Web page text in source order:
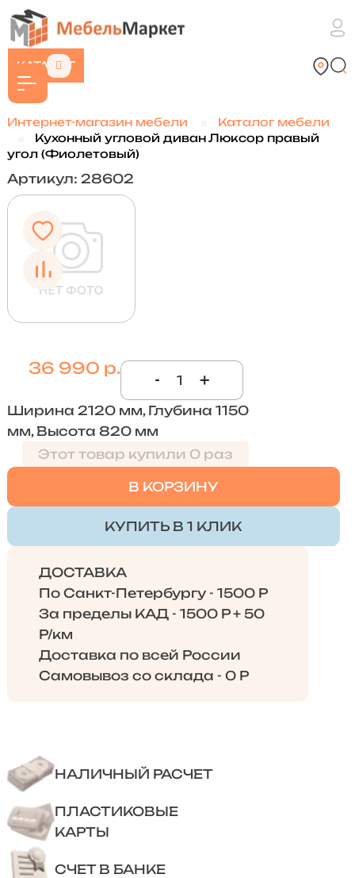
КАТАЛОГ
Интернет-магазин мебели
Каталог мебели
Кухонный угловой диван Люксор правый
угол (Фиолетовый)
Артикул: 28602
36 990 р.
- +
Ширина 2120 мм, Глубина 1150
мм, Высота 820 мм
Этот товар купили 0 раз
В КОРЗИНУ
КУПИТЬ В 1 КЛИК
ДОСТАВКА
По Санкт-Петербургу - 1500 Р
За пределы КАД - 1500 Р + 50
Р/км
Доставка по всей России
Самовывоз со склада - 0 Р
НАЛИЧНЫЙ РАСЧЕТ
ПЛАСТИКОВЫЕ
КАРТЫ
СЧЕТ В БАНКЕ